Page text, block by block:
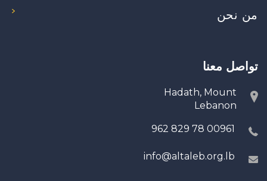
من نحن
تواصل معنا
Hadath, Mount
Lebanon
00961 78 829 962
info@altaleb.org.lb